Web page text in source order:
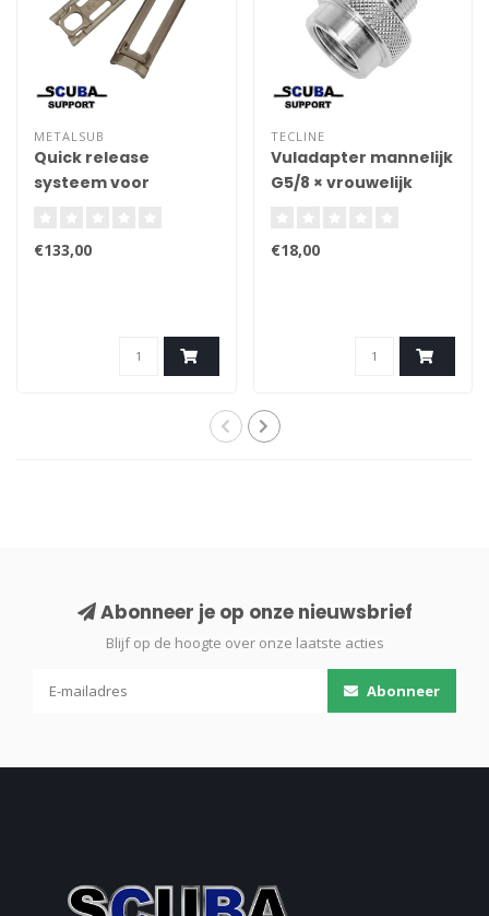
METALSUB
Quick release
systeem voor
€133,00
TECLINE
Vuladapter mannelijk
G5/8 × vrouwelijk
€18,00
Abonneer je op onze nieuwsbrief
Blijf op de hoogte over onze laatste acties
Abonneer